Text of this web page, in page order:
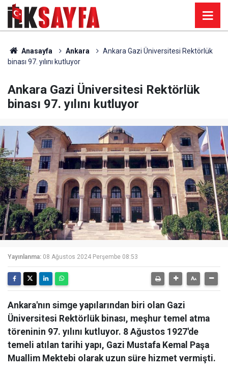
Anasayfa Ankara
Ankara Gazi Üniversitesi Rektörlük
binası 97. yılını kutluyor
Ankara Gazi Üniversitesi Rektörlük
binası 97. yılını kutluyor
Yayınlanma: 08 Ağustos 2024 Perşembe 08:53
Ankara'nın simge yapılarından biri olan Gazi
Üniversitesi Rektörlük binası, meşhur temel atma
töreninin 97. yılını kutluyor. 8 Ağustos 1927'de
temeli atılan tarihi yapı, Gazi Mustafa Kemal Paşa
Muallim Mektebi olarak uzun süre hizmet vermişti.